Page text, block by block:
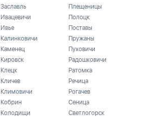
Заславль
Ивацевичи
Ивье
Калинковичи
Каменец
Кировск
Клецк
Кличев
Климовичи
Кобрин
Колодищи
Плещеницы
Полоцк
Поставы
Пружаны
Пуховичи
Радошковичи
Ратомка
Речица
Рогачев
Сеница
Светлогорск